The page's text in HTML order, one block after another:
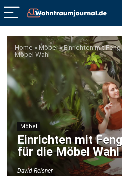
Home »Möbel»Einrichten mit
Möbel Wahl
Möbel
Einrichten mit
für die Möbel Wahl
David Reisner